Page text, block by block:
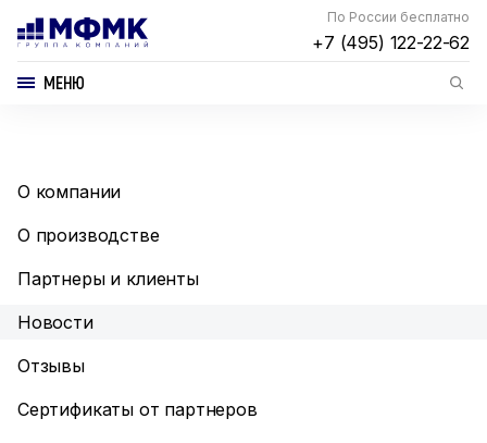
По России бесплатно
+7 (495) 122-22-62
МЕНЮ
О компании
О производстве
Партнеры и клиенты
Новости
Отзывы
Сертификаты от партнеров